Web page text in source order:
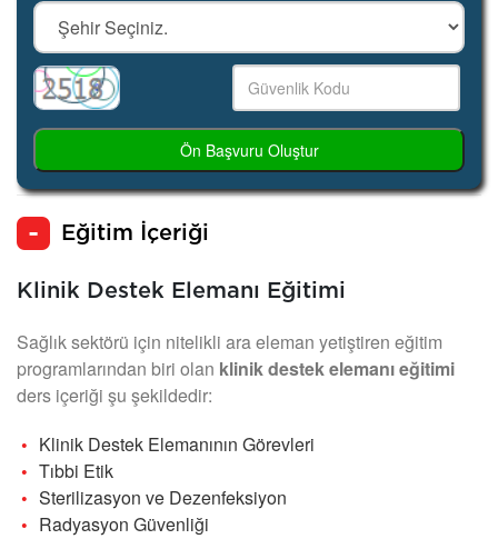
Ön Başvuru Oluştur
Eğitim İçeriği
Klinik Destek Elemanı Eğitimi
Sağlık sektörü için nitelikli ara eleman yetiştiren eğitim
programlarından biri olan klinik destek elemanı eğitimi
ders içeriği şu şekildedir:
Klinik Destek Elemanının Görevleri
Tıbbi Etik
Sterilizasyon ve Dezenfeksiyon
Radyasyon Güvenliği